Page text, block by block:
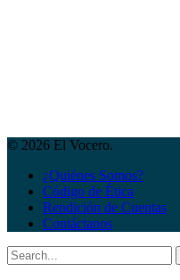
© 2026 El Vocero.
¿Quiénes Somos?
Código de Ética
Rendición de Cuentas
Contáctanos